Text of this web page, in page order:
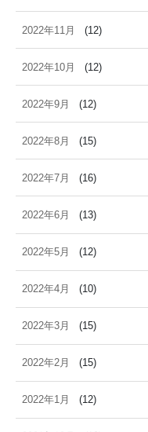
2022年11月 (12)
2022年10月 (12)
2022年9月 (12)
2022年8月 (15)
2022年7月 (16)
2022年6月 (13)
2022年5月 (12)
2022年4月 (10)
2022年3月 (15)
2022年2月 (15)
2022年1月 (12)